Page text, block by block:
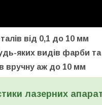
від 0,1 до 10 мм
яких видів фарби
вручну аж до 10 мм
лазерних